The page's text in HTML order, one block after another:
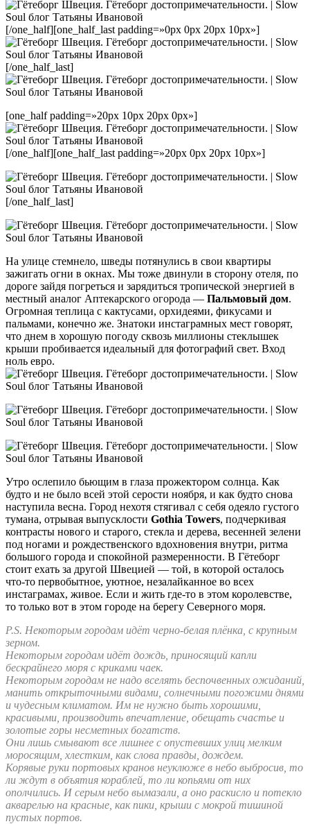
[/one_half][one_half_last padding=»0px 0px 20px 10px»]
[/one_half_last]
[one_half padding=»20px 10px 20px 0px»]
[/one_half][one_half_last padding=»20px 0px 20px 10px»]
[/one_half_last]
На улице стемнело, шведы потянулись в свои квартиры
зажигать огни в окнах. Мы тоже двинули в сторону отеля, по
дороге зайдя погреться и зарядиться тропической энергией в
местный аналог Аптекарского огорода — Пальмовый дом.
Огромная теплица с кактусами, орхидеями, фикусами и
пальмами, конечно же. Знатоки инстаграмных мест говорят,
что днем в хорошую погоду сквозь миллионы стеклышек
крыши пробивается идеальный для фотографий свет. Вход
ноль евро.
Утро ослепило бьющим в глаза прожектором солнца. Как
будто и не было всей этой серости ноября, и как будто снова
наступила весна. Город нехотя стягивал с себя одеяло густого
тумана, отрывая выпусклости Gothia Towers, подчеркивая
контрасты нового и старого, стекла и дерева, весенней зелени
под ногами и рождественского вдохновения внутри, ритма
большого города и спокойной размеренности. В Гётеборг
стоит ехать за другой Швецией — той, в которой осталось
что-то первобытное, уютное, незалайканное во всех
инстаграмах, живое. Если и жить где-то в этом королевстве,
то только вот в этом городе на берегу Северного моря.
P.S. Некоторым городам идёт черно-белая плёнка, с крупным
зерном.
Некоторым городам идёт дождь, приносящий капли
бескрайнего моря с криками чаек.
Некоторым городам не надо вселять беспочвенных ожиданий,
манить открыточными видами, солнечными погожими днями
и чудесным климатом. Им не нужно быть хорошими,
красивыми, производить впечатление, обещать счастье и
золотые горы несметных богатств.
Они лишь смывают все лишнее с опустевших улиц мелким
моросящим, хлестким, как слова правды, дождем.
Корявые руки портовых кранов неуклюже в небо выбросив, то
ли ждут в объятия кораблей, то ли копьями от них
ополчились. И серым небо вымазали, а оно раскисло и потекло
акварелью на красные, как пики, крыши с мокрой тишиной
пустых портов.